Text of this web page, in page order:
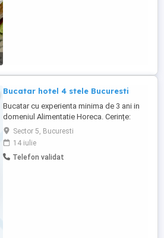
Bucatar hotel 4 stele Bucuresti
Bucatar cu experienta minima de 3 ani in
domeniul Alimentatie Horeca. Cerințe:
Pregatire preliminara gatit, receptia si
distributia marfurilor, respectiv a
produselor, alimentelor si a altora
asemenea, intretinerea bucatariei si a
Sector 5, Bucuresti
14 iulie
Telefon validat